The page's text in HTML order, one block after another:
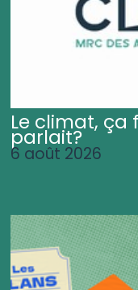
Le climat, ça
parlait?
6 août 2026